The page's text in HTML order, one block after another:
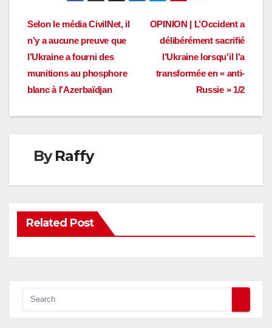
Navigation
de
l’article
OPINION | L’Occident a
délibérément sacrifié
l’Ukraine lorsqu’il l’a
transformée en « anti-
Russie » 1/2
Selon le média CivilNet, il
n’y a aucune preuve que
l’Ukraine a fourni des
munitions au phosphore
blanc à l’Azerbaïdjan
ByRaffy
Related Post